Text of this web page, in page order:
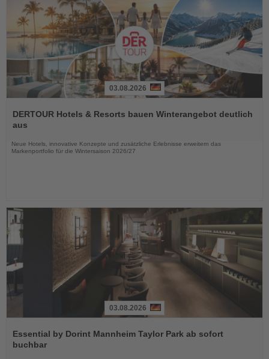
Sie
die
03.08.2026
DERTOUR Hotels & Resorts bauen Winterangebot deutlich
aus
Neue Hotels, innovative Konzepte und zusätzliche Erlebnisse erweitern das
Markenportfolio für die Wintersaison 2026/27
Sie
die
03.08.2026
Essential by Dorint Mannheim Taylor Park ab sofort
buchbar